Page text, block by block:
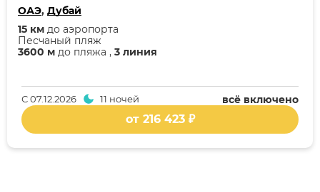
ОАЭ, Дубай
3600 м до пляжа , 3 линия
Песчаный пляж
15 км до аэропорта
всё включено
С07.12.2026 11 ночей
от 216 423 ₽